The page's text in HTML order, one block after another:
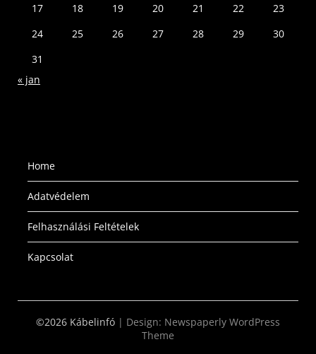
17
18 19 20 21 22
23
24
25 26 27 28 29
30
31
« jan
Home
Adatvédelem
Felhasználási Feltételek
Kapcsolat
©2026 Kábelinfó | Design: Newspaperly WordPress
Theme